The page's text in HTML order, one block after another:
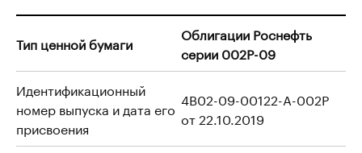
Тип ценной бумаги
Облигации Роснефть
серии 002P-09
Идентификационный
номер выпуска и дата его
присвоения
4B02-09-00122-A-002P
от 22.10.2019